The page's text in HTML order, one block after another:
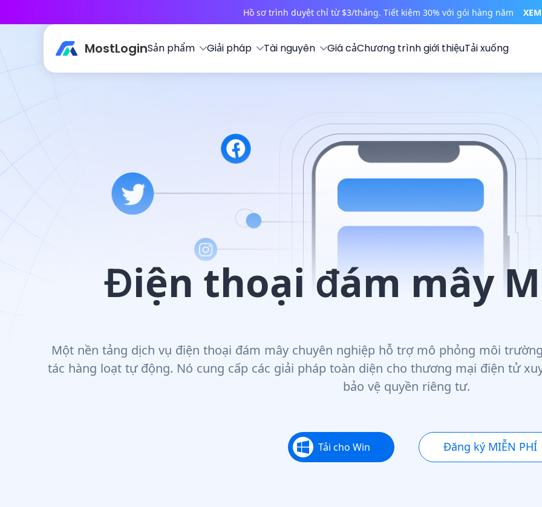
Hồ sơ trình duyệt chỉ từ $3/tháng. Tiết kiệm 30% với gói hàng năm
MostLoginSản phẩm Giải pháp Tài nguyên Giá cảChương trình giới thiệuTải xuống
Điện thoại đám mây
Một nền tảng dịch vụ điện thoại đám mây chuyên nghiệp hỗ trợ mô phỏng môi
tác hàng loạt tự động. Nó cung cấp các giải pháp toàn diện cho thương mại điện tử
bảo vệ quyền riêng tư.
Tải cho Win Đăng ký MIỄN PHÍ